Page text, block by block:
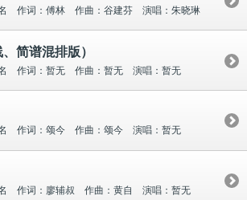
名 作词：傅林 作曲：谷建芬 演唱：朱晓琳
简谱混排版）
名 作词：暂无 作曲：暂无 演唱：暂无
名 作词：颂今 作曲：颂今 演唱：暂无
名 作词：廖辅叔 作曲：黄自 演唱：暂无